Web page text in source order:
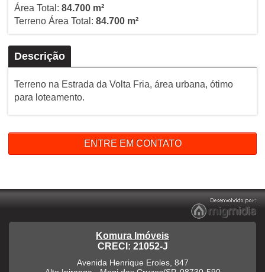
Área Total: 84.700 m²
Terreno Área Total: 84.700 m²
Descrição
Terreno na Estrada da Volta Fria, área urbana, ótimo
para loteamento.
ENTRE EM CONTATO
Komura Imóveis
CRECI: 21052-J
Avenida Henrique Eroles, 847